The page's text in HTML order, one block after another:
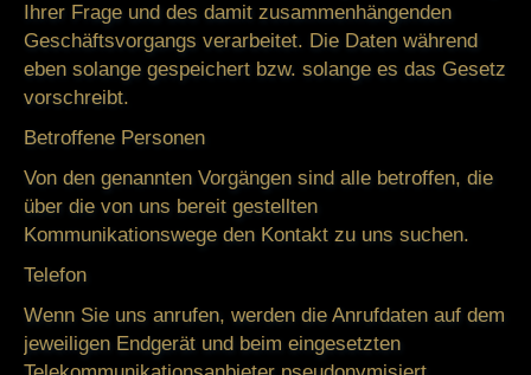
Ihrer Frage und des damit zusammenhängenden
Geschäftsvorgangs verarbeitet. Die Daten während
eben solange gespeichert bzw. solange es das Gesetz
vorschreibt.
Betroffene Personen
Von den genannten Vorgängen sind alle betroffen, die
über die von uns bereit gestellten
Kommunikationswege den Kontakt zu uns suchen.
Telefon
Wenn Sie uns anrufen, werden die Anrufdaten auf dem
jeweiligen Endgerät und beim eingesetzten